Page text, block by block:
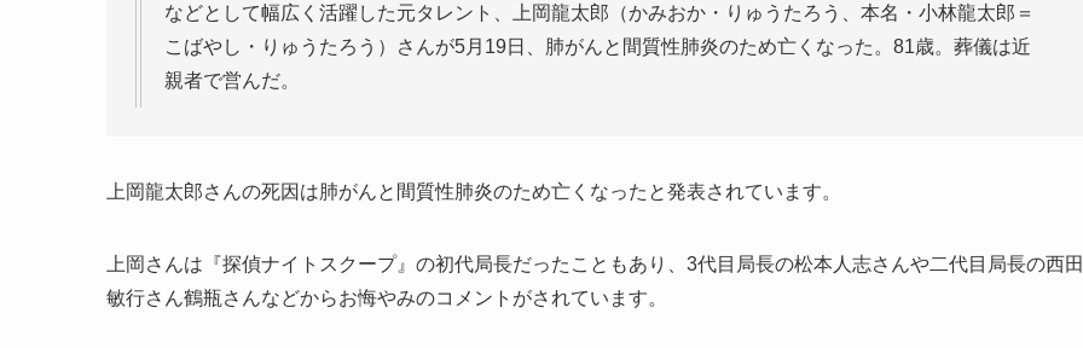
などとして幅広く活躍した元タレント、上岡龍太郎（かみおか・りゅうたろう、本名・小林龍太郎＝
こばやし・りゅうたろう）さんが5月19日、肺がんと間質性肺炎のため亡くなった。81歳。葬儀は近
親者で営んだ。
上岡龍太郎さんの死因は肺がんと間質性肺炎のため亡くなったと発表されています。
上岡さんは『探偵ナイトスクープ』の初代局長だったこともあり、3代目局長の松本人志さんや二代目局長の西田
敏行さん鶴瓶さんなどからお悔やみのコメントがされています。